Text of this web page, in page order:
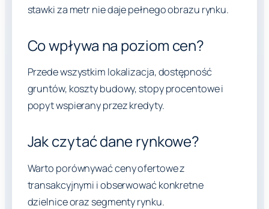
stawki za metr nie daje pełnego obrazu rynku.
Co wpływa na poziom cen?
Przede wszystkim lokalizacja, dostępność
gruntów, koszty budowy, stopy procentowe i
popyt wspierany przez kredyty.
Jak czytać dane rynkowe?
Warto porównywać ceny ofertowe z
transakcyjnymi i obserwować konkretne
dzielnice oraz segmenty rynku.